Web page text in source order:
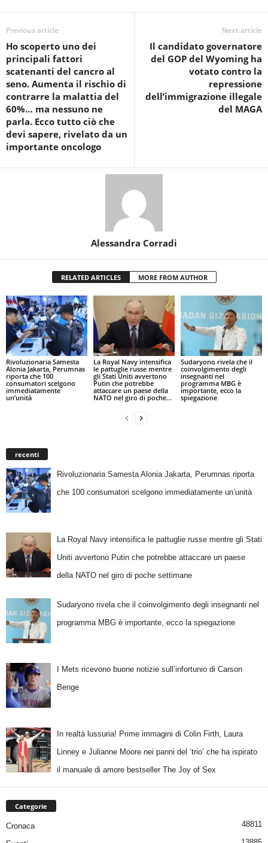
Previous article
Ho scoperto uno dei
principali fattori
scatenanti del cancro al
seno. Aumenta il rischio di
contrarre la malattia del
60%… ma nessuno ne
parla. Ecco tutto ciò che
devi sapere, rivelato da un
importante oncologo
Next article
Il candidato governatore
del GOP del Wyoming ha
votato contro la
repressione
dell’immigrazione illegale
del MAGA
Alessandra Corradi
RELATED ARTICLES MORE FROM AUTHOR
Rivoluzionaria Samesta
Alonia Jakarta, Perumnas
riporta che 100
consumatori scelgono
immediatamente
un’unità
La Royal Navy intensifica
le pattuglie russe mentre
gli Stati Uniti avvertono
Putin che potrebbe
attaccare un paese della
NATO nel giro di poche...
Sudaryono rivela che il
coinvolgimento degli
insegnanti nel
programma MBG è
importante, ecco la
spiegazione
recenti
Rivoluzionaria Samesta Alonia Jakarta, Perumnas riporta
che 100 consumatori scelgono immediatamente un’unità
La Royal Navy intensifica le pattuglie russe mentre gli Stati
Uniti avvertono Putin che potrebbe attaccare un paese
della NATO nel giro di poche settimane
Sudaryono rivela che il coinvolgimento degli insegnanti nel
programma MBG è importante, ecco la spiegazione
I Mets ricevono buone notizie sull’infortunio di Carson
Benge
In realtà lussuria! Prime immagini di Colin Firth, Laura
Linney e Julianne Moore nei panni del ‘trio’ che ha ispirato
il manuale di amore bestseller The Joy of Sex
Categorie
Cronaca 48811